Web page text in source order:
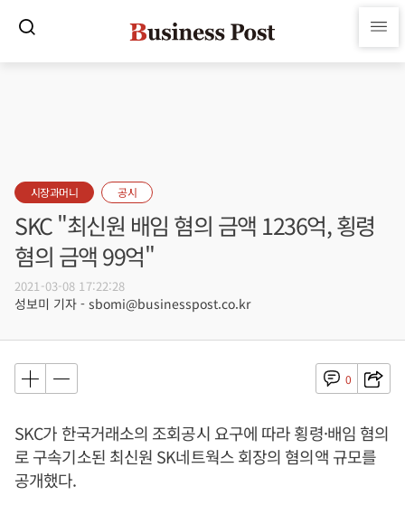
시장과머니 공시
SKC "최신원 배임 혐의 금액 1236억, 횡령
혐의 금액 99억"
2021-03-08 17:22:28
성보미 기자 - sbomi@businesspost.co.kr
0
SKC가 한국거래소의 조회공시 요구에 따라 횡령·배임 혐의
로 구속기소된 최신원 SK네트웍스 회장의 혐의액 규모를
공개했다.